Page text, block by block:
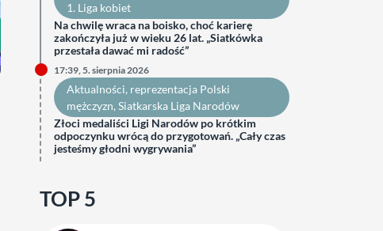
1. Liga kobiet
Na chwilę wraca na boisko, choć karierę
zakończyła już w wieku 26 lat. „Siatkówka
przestała dawać mi radość”
17:39, 5. sierpnia 2026
Aktualności, reprezentacja Polski
mężczyzn, Siatkarska Liga Narodów
Złoci medaliści Ligi Narodów po krótkim
odpoczynku wrócą do przygotowań. „Cały czas
jesteśmy głodni wygrywania”
TOP 5